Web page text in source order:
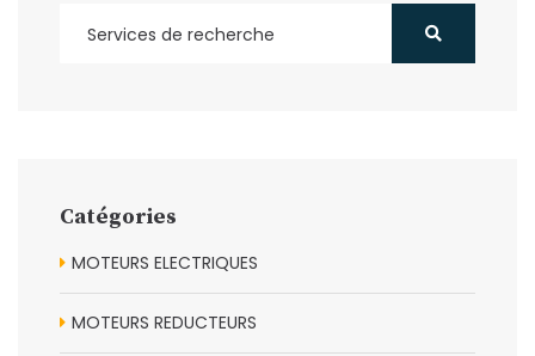
Catégories
MOTEURS ELECTRIQUES
MOTEURS REDUCTEURS